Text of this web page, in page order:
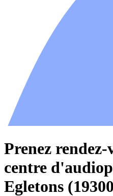
Prenez rendez-
centre
Egletons